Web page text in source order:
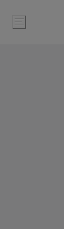
Zum
Inhalt